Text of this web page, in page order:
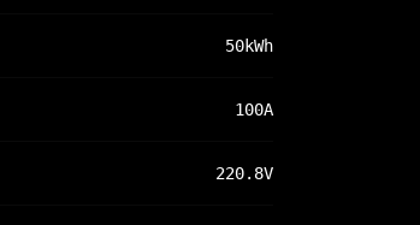
50kWh
100A
220.8V